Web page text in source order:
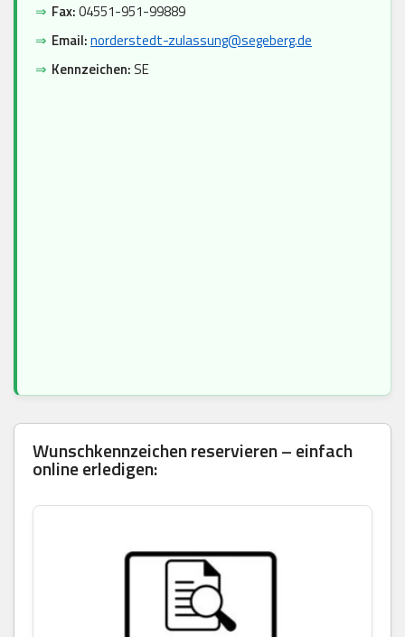
⇒ Fax:04551-951-99889
⇒ Email:norderstedt-zulassung@segeberg.de
⇒ Kennzeichen: SE
Wunschkennzeichen reservieren – einfach
online erledigen: